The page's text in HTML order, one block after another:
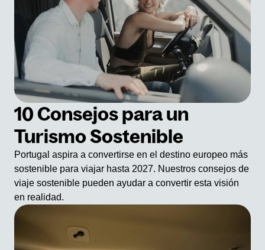
10 Consejos para un
Turismo Sostenible
Portugal aspira a convertirse en el destino europeo más
sostenible para viajar hasta 2027. Nuestros consejos de
viaje sostenible pueden ayudar a convertir esta visión
en realidad.